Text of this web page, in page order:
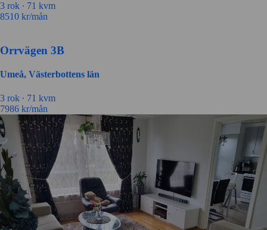
3 rok ∙ 71 kvm
8510 kr/mån
Orrvägen 3B
Umeå, Västerbottens län
3 rok ∙ 71 kvm
7986 kr/mån